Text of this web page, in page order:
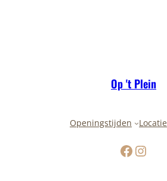
Op 't Plein
Openingstijden Locatie
Facebook Instagram